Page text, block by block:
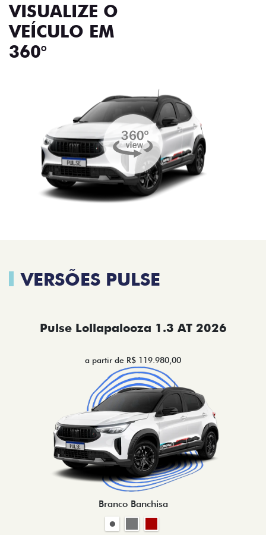
VISUALIZE O
VEÍCULO EM
360°
VERSÕES PULSE
Pulse Lollapalooza 1.3 AT 2026
a partir de R$ 119.980,00
Branco Banchisa